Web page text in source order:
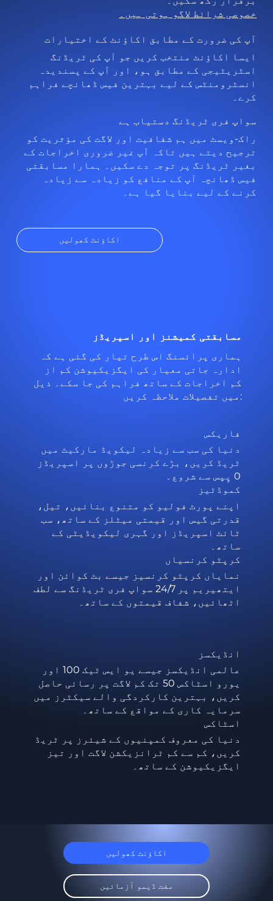
خصوصی شرائط لاگو ہوتی ہیں۔
آپ کی ضرورت کے مطابق اکاؤنٹ کے اختیارات
ایسا اکاؤنٹ منتخب کریں جو آپ کی ٹریڈنگ
اسٹریٹیجی کے مطابق ہو، اور آپ کے پسندیدہ
انسٹرومنٹس کے لیے بہترین فیس ڈھانچے فراہم
کرے۔
سواپ فری ٹریڈنگ دستیاب ہے
راک-ویسٹ میں ہم شفافیت اور لاگت کی مؤثریت کو
ترجیح دیتے ہیں تاکہ آپ غیر ضروری اخراجات کے
بغیر ٹریڈنگ پر توجہ دے سکیں۔ ہمارا مسابقتی
فیس ڈھانچہ آپ کے منافع کو زیادہ سے زیادہ
کرنے کے لیے بنایا گیا ہے۔
اکاؤنٹ کھولیں
مسابقتی کمیشنز اور اسپریڈز
ہماری پرائسنگ اس طرح تیار کی گئی ہے کہ
ادارہ جاتی معیار کی ایگزیکیوشن کم از
کم اخراجات کے ساتھ فراہم کی جا سکے۔ ذیل
میں تفصیلات ملاحظہ کریں:
فاریکس
دنیا کی سب سے زیادہ لیکویڈ مارکیٹ میں
ٹریڈ کریں، بڑے کرنسی جوڑوں پر اسپریڈز
0 پِپس سے شروع۔
کموڈٹیز
اپنے پورٹ فولیو کو متنوع بنائیں، تیل،
قدرتی گیس اور قیمتی میٹلز کے ساتھ، سب
ٹائٹ اسپریڈز اور گہری لیکویڈیٹی کے
ساتھ۔
کرپٹو کرنسیاں
نمایاں کرپٹو کرنسیز جیسے بٹ کوائن اور
ایتھیریم پر 24/7 سواپ فری ٹریڈنگ سے لطف
اٹھائیں، شفاف قیمتوں کے ساتھ۔
انڈیکسز
عالمی انڈیکسز جیسے یو ایس ٹیک 100 اور
یورو اسٹاکس 50 تک کم لاگت پر رسائی حاصل
کریں، بہترین کارکردگی والے سیکٹرز میں
سرمایہ کاری کے مواقع کے ساتھ۔
اسٹاکس
دنیا کی معروف کمپنیوں کے شیئرز پر ٹریڈ
کریں، کم سے کم ٹرانزیکشن لاگت اور تیز
ایگزیکیوشن کے ساتھ۔
اکاؤنٹ کھولیں
مفت ڈیمو آزمائیں